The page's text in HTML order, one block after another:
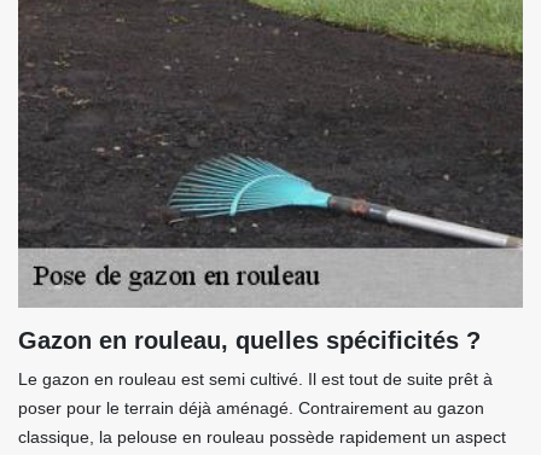
Gazon en rouleau, quelles spécificités ?
Le gazon en rouleau est semi cultivé. Il est tout de suite prêt à
poser pour le terrain déjà aménagé. Contrairement au gazon
classique, la pelouse en rouleau possède rapidement un aspect